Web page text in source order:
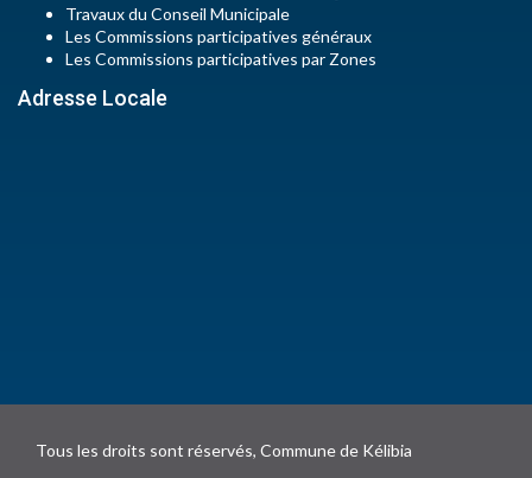
Travaux du Conseil Municipale
Les Commissions participatives généraux
Les Commissions participatives par Zones
Adresse Locale
Tous les droits sont réservés, Commune de Kélibia